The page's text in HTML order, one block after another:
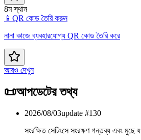
8ম স্থান
📱 QR কোড তৈরি করুন
নানা কাজে ব্যবহারযোগ্য QR কোড তৈরি করে
আরও দেখুন
📜আপডেটের তথ্য
2026/08/03update #130
সংরক্ষিত সেটিংসে সংরক্ষণ গন্তব্য এবং মুছে